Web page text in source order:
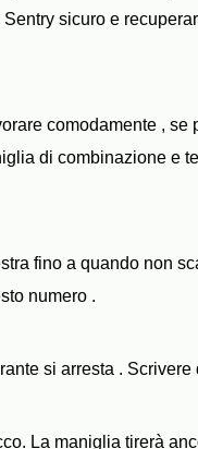
sicuro e
comodamente , se
di combinazione e
fino a quando non
numero .
si arresta . Scrivere
La maniglia tirerà